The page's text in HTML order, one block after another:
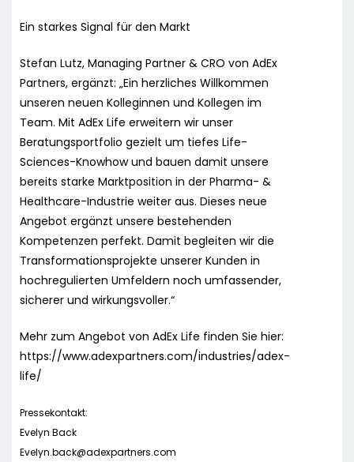
Ein starkes Signal für den Markt
Stefan Lutz, Managing Partner & CRO von AdEx
Partners, ergänzt: „Ein herzliches Willkommen
unseren neuen Kolleginnen und Kollegen im
Team. Mit AdEx Life erweitern wir unser
Beratungsportfolio gezielt um tiefes Life-
Sciences-Knowhow und bauen damit unsere
bereits starke Marktposition in der Pharma- &
Healthcare-Industrie weiter aus. Dieses neue
Angebot ergänzt unsere bestehenden
Kompetenzen perfekt. Damit begleiten wir die
Transformationsprojekte unserer Kunden in
hochregulierten Umfeldern noch umfassender,
sicherer und wirkungsvoller.“
Mehr zum Angebot von AdEx Life finden Sie hier:
https://www.adexpartners.com/industries/adex-
life/
Pressekontakt:
Evelyn Back
Evelyn.back@adexpartners.com